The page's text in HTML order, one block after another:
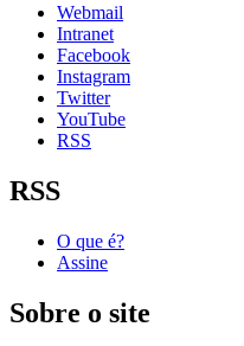
Webmail
Intranet
Facebook
Instagram
Twitter
YouTube
RSS
RSS
O que é?
Assine
Sobre o site